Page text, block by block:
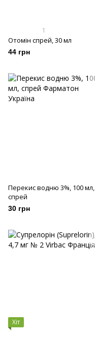
1
Отомін спрей, 30 мл
44 грн
Перекис водню 3%, 100 мл,
спрей
30 грн
Хіт